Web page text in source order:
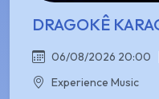
DRAGOKÊ
06/08/2026 20:00
Experience Music